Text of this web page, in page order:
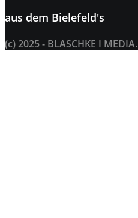
aus dem Bielefeld's
(c) 2025 - BLASCHKE I MEDIA.